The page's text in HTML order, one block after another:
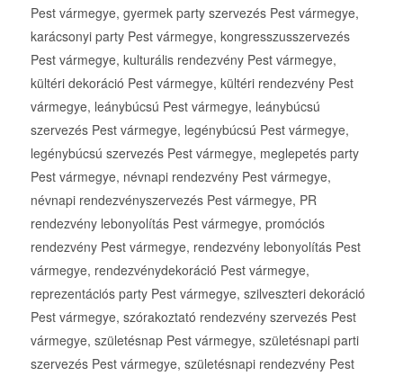
Pest vármegye, gyermek party szervezés Pest vármegye,
karácsonyi party Pest vármegye, kongresszusszervezés
Pest vármegye, kulturális rendezvény Pest vármegye,
kültéri dekoráció Pest vármegye, kültéri rendezvény Pest
vármegye, leánybúcsú Pest vármegye, leánybúcsú
szervezés Pest vármegye, legénybúcsú Pest vármegye,
legénybúcsú szervezés Pest vármegye, meglepetés party
Pest vármegye, névnapi rendezvény Pest vármegye,
névnapi rendezvényszervezés Pest vármegye, PR
rendezvény lebonyolítás Pest vármegye, promóciós
rendezvény Pest vármegye, rendezvény lebonyolítás Pest
vármegye, rendezvénydekoráció Pest vármegye,
reprezentációs party Pest vármegye, szilveszteri dekoráció
Pest vármegye, szórakoztató rendezvény szervezés Pest
vármegye, születésnap Pest vármegye, születésnapi parti
szervezés Pest vármegye, születésnapi rendezvény Pest